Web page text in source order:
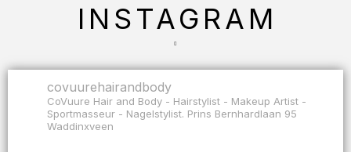
INSTAGRAM
covuurehairandbody
CoVuure Hair and Body - Hairstylist - Makeup Artist -
Sportmasseur - Nagelstylist. Prins Bernhardlaan 95
Waddinxveen